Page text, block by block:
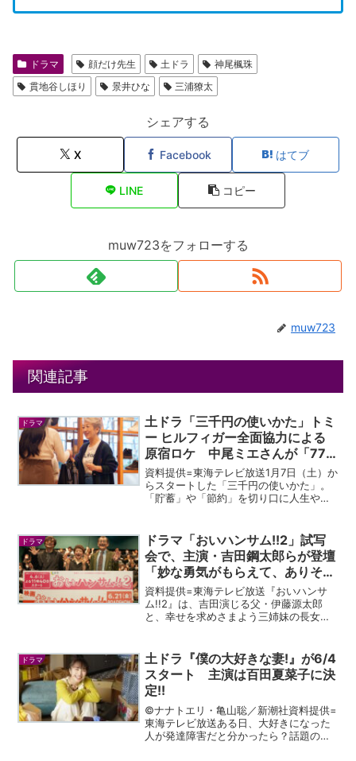
ドラマ 顔だけ先生 土ドラ
神尾楓珠
貫地谷しほり
景井ひな 三浦獠太
シェアする
X Facebook はてブ
LINE コピー
muw723をフォローする
muw723
関連記事
ドラマ
土ドラ「三千円の使いかた」トミ
ー ヒルフィガー全面協力による
原宿ロケ 中尾ミエさんが「77
歳のショップスタッフ」に!?
資料提供=東海テレビ放送1月7日（土）か
らスタートした「三千円の使いかた」。
「貯蓄」や「節約」を切り口に人生や家
呼んだのが、アパレルのショップスタッ
フへと華麗な変身を...
ドラマ
ドラマ「おいハンサム!!2」試写
会で、主演・吉田鋼太郎らが登壇
「妙な勇気がもらえて、ありそう
でありえないドラマ」
資料提供=東海テレビ放送『おいハンサ
ム!!2』は、吉田演じる父・伊藤源太郎
と、幸せを求めさまよう三姉妹の長女・
て全てを包み込み、時に受け流す母・千
鶴（MEGUMI）の一...
ドラマ
土ドラ『僕の大好きな妻!』が6/4
スタート 主演は百田夏菜子に決
定!!
©ナナトエリ・亀山聡／新潮社資料提供=
東海テレビ放送ある日、大好きになった
人が発達障害だと分かったら？話題の人